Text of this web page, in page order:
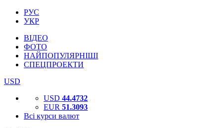
РУС
УКР
ВІДЕО
ФОТО
НАЙПОПУЛЯРНІШІ
СПЕЦПРОЕКТИ
USD
USD 44.4732
EUR 51.3093
Всі курси валют